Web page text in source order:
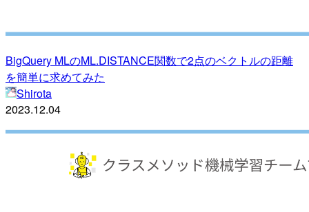
BigQuery MLのML.DISTANCE関数で2点のベクトルの距離
を簡単に求めてみた
Shirota
2023.12.04